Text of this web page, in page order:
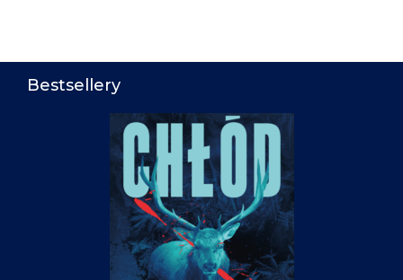
Bestsellery